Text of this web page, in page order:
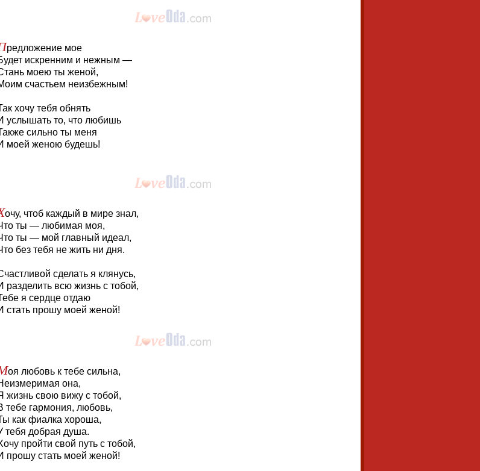
редложение мое
искренним и нежным —
моею ты женой,
счастьем неизбежным!
хочу тебя обнять
услышать то, что любишь
сильно ты меня
моей женою будешь!
очу, чтоб каждый в мире знал,
ты — любимая моя,
ты — мой главный идеал,
без тебя не жить ни дня.
сделать я клянусь,
разделить всю жизнь с тобой,
я сердце отдаю
стать прошу моей женой!
оя любовь к тебе сильна,
она,
жизнь свою вижу с тобой,
тебе гармония, любовь,
как фиалка хороша,
тебя добрая душа.
пройти свой путь с тобой,
прошу стать моей женой!